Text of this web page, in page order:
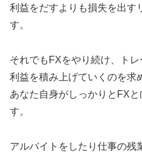
利益をだすよりも損失を出す
す。
それでもFXをやり続け、トレ
利益を積み上げていくのを求
あなた自身がしっかりとFX
す。
アルバイトをしたり仕事の残